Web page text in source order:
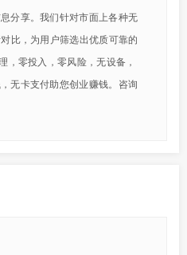
分享。我们针对市面上各种无
比，为用户筛选出优质可靠的
，零投入，零风险，无设备，
无卡支付助您创业赚钱。咨询